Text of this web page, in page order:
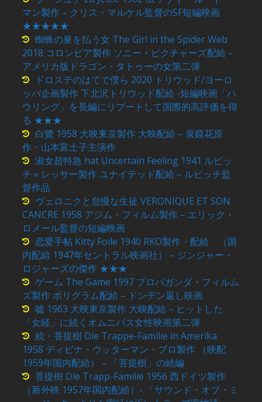
マン製作 – クリス・マルケル監督のSF短編映画
★★★★★
蜘蛛の巣を払う女 The Girl in the Spider Web
2018 コロンビア製作 ソニー・ピクチャーズ配給 –
アメリカ版ドラゴン・タトゥーの女第二弾
ドロステのはてで僕ら 2020 トリウッド/ヨーロ
ッパ企画製作 下北沢トリウッド配給 -短編映画「ハ
ウリング」を長編にリブートして国際的高評価を得
る ★★★
白鷺 1958 大映東京製作 大映配給 – 泉鏡花原
作・山本富士子主演作
淑女超特急 hat Uncertain Feeling 1941 ルビッ
チ＝レッサー製作 ユナイテッド配給 – ルビッチ監
督作品
ヴェロニクと怠慢な生徒 VERONIQUE ET SON
CANCRE 1958 アジム・フィルム製作 – エリック・
ロメール監督の短編映画
恋愛手帖 Kitty Foile 1940 RKO製作・配給 （国
内配給 1947年セントラル映画社） – ジンジャー・
ロジャーズの傑作 ★★★
ゲーム The Game 1997 プロパガンダ・フィルム
ズ製作 ポリグラム配給 – ドンデン返し映画
嘘 1963 大映東京製作 大映配給 – ヒットした
「女経」に続くオムニバス女性映画第二弾
続・菩提樹 Die Trappe-Familie in Amerika
1958 ディビナ・ウッターマン・プロ製作 （映配
1959年国内配給） – 「菩提樹」の続編
菩提樹 Die Trapp-Familie 1956 西ドイツ製作
（新外映 1957年国内配給）- 「サウンド・オブ・ミ